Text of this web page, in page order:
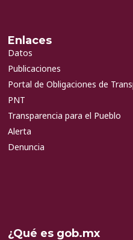
Enlaces
Datos
Publicaciones
Portal de Obligaciones de
PNT
Transparencia para el Pueblo
Alerta
Denuncia
¿Qué es gob.mx